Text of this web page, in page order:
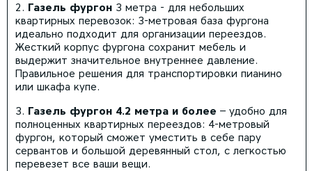
Газель фургон3 метра - для небольших
квартирных перевозок: 3-метровая база фургона
идеально подходит для организации переездов.
Жесткий корпус фургона сохранит мебель и
выдержит значительное внутреннее давление.
Правильное решения для транспортировки пианино
или шкафа купе.
Газель фургон 4.2 метра и более – удобно для
полноценных квартирных переездов: 4-метровый
фургон, который сможет уместить в себе пару
сервантов и большой деревянный стол, с легкостью
перевезет все ваши вещи.